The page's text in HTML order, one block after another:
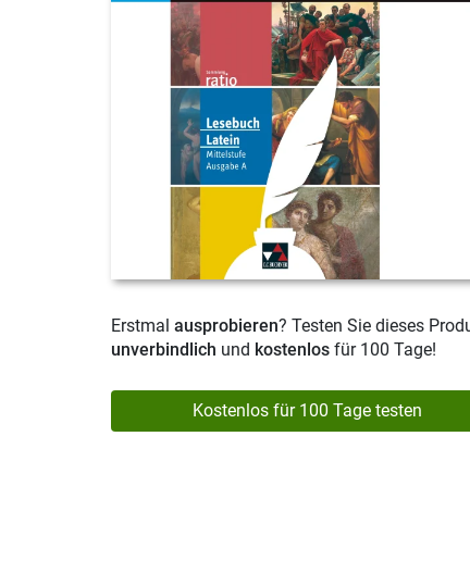
Erstmal ausprobieren? Testen Sie dieses
unverbindlich und kostenlos für 100 Tage!
Kostenlos für 100 Tage testen